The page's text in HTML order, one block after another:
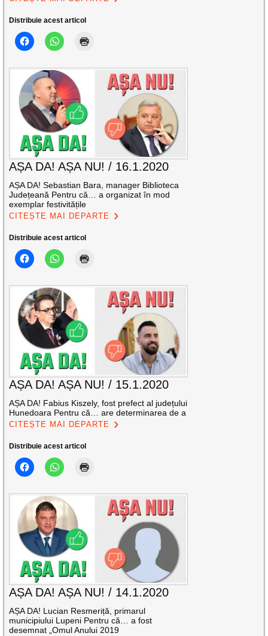
Distribuie acest articol
AȘA DA! AȘA NU! / 16.1.2020
AȘA DA! Sebastian Bara, manager Biblioteca
Județeană Pentru că… a organizat în mod
exemplar festivitățile
CITEȘTE MAI DEPARTE
Distribuie acest articol
AȘA DA! AȘA NU! / 15.1.2020
AȘA DA! Fabius Kiszely, fost prefect al județului
Hunedoara Pentru că… are determinarea de a
CITEȘTE MAI DEPARTE
Distribuie acest articol
AȘA DA! AȘA NU! / 14.1.2020
AȘA DA! Lucian Resmeriță, primarul
municipiului Lupeni Pentru că… a fost
desemnat „Omul Anului 2019